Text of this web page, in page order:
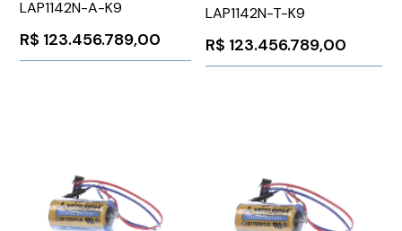
LAP1142N-A-K9
R$ 123.456.789,00
LAP1142N-T-K9
R$ 123.456.789,00